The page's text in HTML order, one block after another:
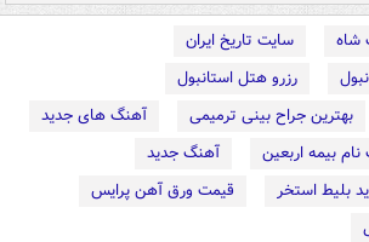
شاه
سایت تاریخ ایران
رزرو هتل استانبول
بهترین جراح بینی ترمیمی
آهنگ های جدید
بیمه اربعین
آهنگ جدید
بلیط استخر
قیمت ورق آهن پرایس